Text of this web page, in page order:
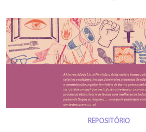
REPOSITÓRIO